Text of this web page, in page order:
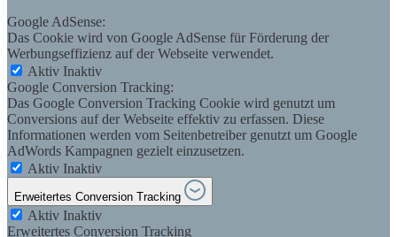
Google AdSense:
Das Cookie wird von Google AdSense für Förderung der
Werbungseffizienz auf der Webseite verwendet.
Aktiv Inaktiv
Google Conversion Tracking:
Das Google Conversion Tracking Cookie wird genutzt um
Conversions auf der Webseite effektiv zu erfassen. Diese
Informationen werden vom Seitenbetreiber genutzt um Google
AdWords Kampagnen gezielt einzusetzen.
Aktiv Inaktiv
Erweitertes Conversion Tracking
Aktiv Inaktiv
Erweitertes Conversion Tracking